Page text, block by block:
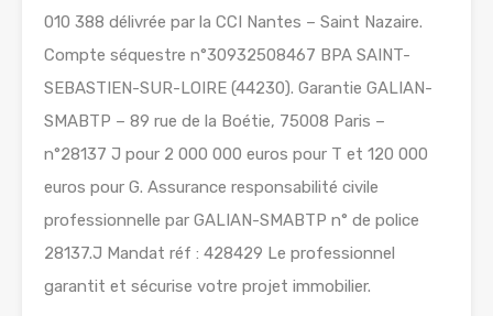
010 388 délivrée par la CCI Nantes – Saint Nazaire.
Compte séquestre n°30932508467 BPA SAINT-
SEBASTIEN-SUR-LOIRE (44230). Garantie GALIAN-
SMABTP – 89 rue de la Boétie, 75008 Paris –
n°28137 J pour 2 000 000 euros pour T et 120 000
euros pour G. Assurance responsabilité civile
professionnelle par GALIAN-SMABTP n° de police
28137.J Mandat réf : 428429 Le professionnel
garantit et sécurise votre projet immobilier.